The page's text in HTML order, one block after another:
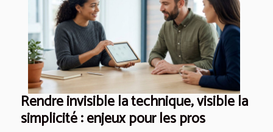
Rendre invisible la technique, visible la
simplicité : enjeux pour les pros